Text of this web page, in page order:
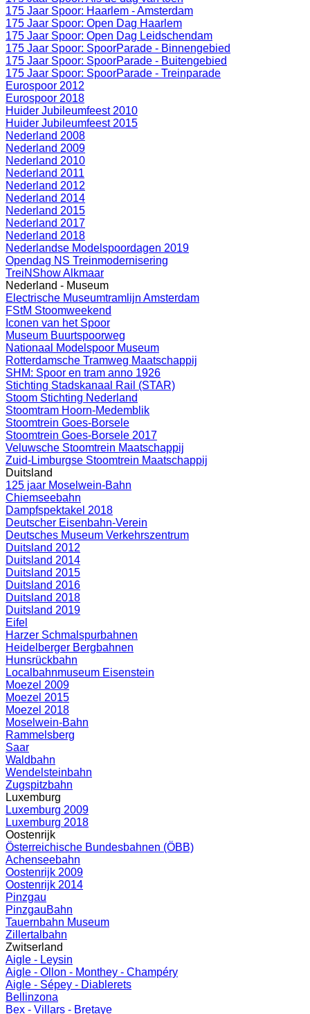
175 Jaar Spoor: Haarlem - Amsterdam
175 Jaar Spoor: Open Dag Haarlem
175 Jaar Spoor: Open Dag Leidschendam
175 Jaar Spoor: SpoorParade - Binnengebied
175 Jaar Spoor: SpoorParade - Buitengebied
175 Jaar Spoor: SpoorParade - Treinparade
Eurospoor 2012
Eurospoor 2018
Huider Jubileumfeest 2010
Huider Jubileumfeest 2015
Nederland 2008
Nederland 2009
Nederland 2010
Nederland 2011
Nederland 2012
Nederland 2014
Nederland 2015
Nederland 2017
Nederland 2018
Nederlandse Modelspoordagen 2019
Opendag NS Treinmodernisering
TreiNShow Alkmaar
Nederland - Museum
Electrische Museumtramlijn Amsterdam
FStM Stoomweekend
Iconen van het Spoor
Museum Buurtspoorweg
Nationaal Modelspoor Museum
Rotterdamsche Tramweg Maatschappij
SHM: Spoor en tram anno 1926
Stichting Stadskanaal Rail (STAR)
Stoom Stichting Nederland
Stoomtram Hoorn-Medemblik
Stoomtrein Goes-Borsele
Stoomtrein Goes-Borsele 2017
Veluwsche Stoomtrein Maatschappij
Zuid-Limburgse Stoomtrein Maatschappij
Duitsland
125 jaar Moselwein-Bahn
Chiemseebahn
Dampfspektakel 2018
Deutscher Eisenbahn-Verein
Deutsches Museum Verkehrszentrum
Duitsland 2012
Duitsland 2014
Duitsland 2015
Duitsland 2016
Duitsland 2018
Duitsland 2019
Eifel
Harzer Schmalspurbahnen
Heidelberger Bergbahnen
Hunsrückbahn
Localbahnmuseum Eisenstein
Moezel 2009
Moezel 2015
Moezel 2018
Moselwein-Bahn
Rammelsberg
Saar
Waldbahn
Wendelsteinbahn
Zugspitzbahn
Luxemburg
Luxemburg 2009
Luxemburg 2018
Oostenrijk
Österreichische Bundesbahnen (ÖBB)
Achenseebahn
Oostenrijk 2009
Oostenrijk 2014
Pinzgau
PinzgauBahn
Tauernbahn Museum
Zillertalbahn
Zwitserland
Aigle - Leysin
Aigle - Ollon - Monthey - Champéry
Aigle - Sépey - Diablerets
Bellinzona
Bex - Villars - Bretaye